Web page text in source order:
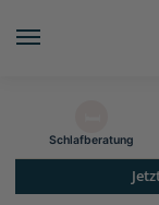
Schlaf­beratung